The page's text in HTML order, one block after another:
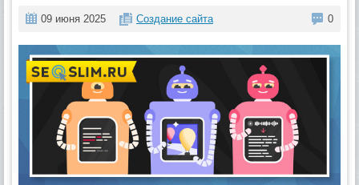
09 июня 2025 Создание сайта 0